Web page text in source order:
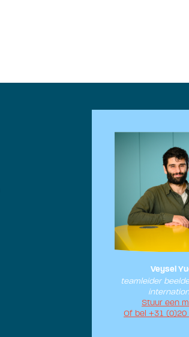
Veysel
teamleider
Stuur een
Of bel +31 (0)20